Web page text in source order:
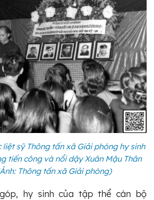
liệt sỹ Thông tấn xã Giải phóng hy sinh
tiến công và nổi dậy Xuân Mậu Thân
Thông tấn xã Giải phóng)
hy sinh của tập thể cán bộ